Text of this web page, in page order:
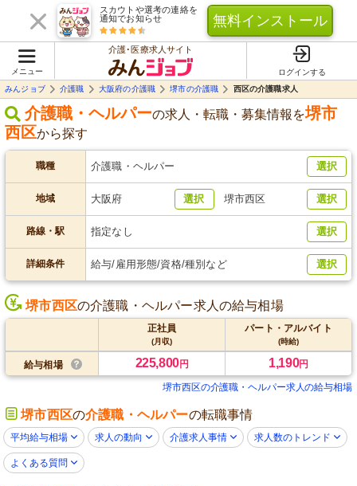
スカウトや選考の連絡を
通知でお知らせ
無料インストール
メニュー
介護･医療求人サイト
ログインする
みんジョブ
介護職 大阪府の介護職 堺市の介護職 西区の介護職求人
介護職・ヘルパーの求人・転職・募集情報を堺市
西区から探す
職種 介護職・ヘルパー 選択
地域 大阪府 選択 堺市西区 選択
路線・駅 指定なし 選択
詳細条件 給与/雇用形態/資格/種別など 選択
堺市西区の介護職・ヘルパー求人の給与相場
正社員
(月収)
パート・アルバイト
(時給)
給与相場 225,800円 1,190円
堺市西区の介護職・ヘルパー求人の給与相場
堺市西区の介護職・ヘルパーの転職事情
平均給与相場 求人の動向 介護求人事情 求人数のトレンド
よくある質問